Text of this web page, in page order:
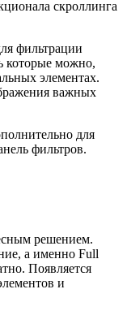
скроллинга
фильтрации
которые можно,
элементах.
важных
для
фильтров.
решением.
а именно Full
Появляется
и